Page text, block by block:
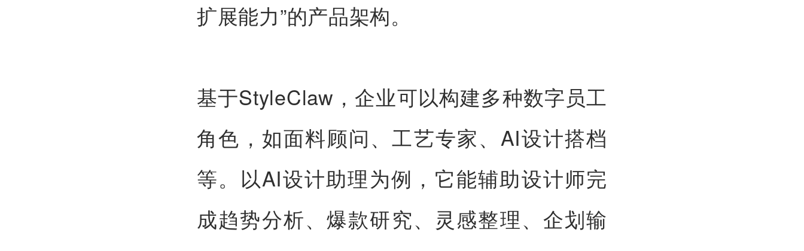
扩展能力”的产品架构。
基于StyleClaw，企业可以构建多种数字员工
角色，如面料顾问、工艺专家、AI设计搭档
等。以AI设计助理为例，它能辅助设计师完
成趋势分析、爆款研究、灵感整理、企划输